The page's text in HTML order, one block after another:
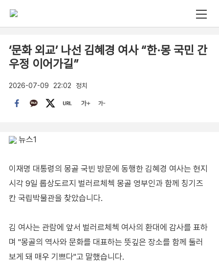
‘문화 외교’ 나선 김혜경 여사 “한·몽 국민 간
우정 이어가길”
2026-07-09 22:02 정치
뉴스1
이재명 대통령의 몽골 국빈 방문에 동행한 김혜경 여사는 현지
시각 9일 롭상도르지 벌러르체첵 몽골 영부인과 함께 칭기즈
칸 국립박물관을 찾았습니다.
김 여사는 관람에 앞서 벌러르체첵 여사의 환대에 감사를 표하
며 "몽골의 역사와 문화를 대표하는 뜻깊은 장소를 함께 둘러
보게 돼 매우 기쁘다"고 말했습니다.